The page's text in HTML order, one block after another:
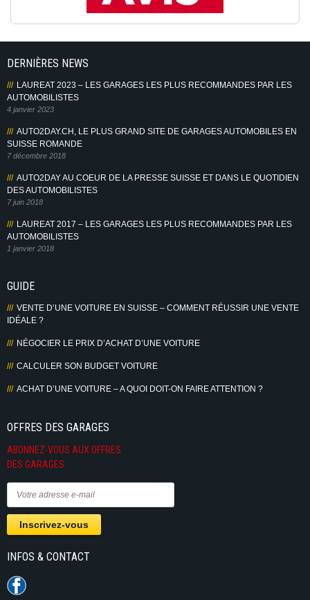
DERNIÈRES NEWS
LAUREAT 2023 – LES GARAGES LES PLUS RECOMMANDES PAR LES
AUTOMOBILISTES
4 janvier 2023
AUTO2DAY.CH, LE PLUS GRAND SITE DE GARAGES AUTOMOBILES EN
SUISSE ROMANDE
7 décembre 2018
AUTO2DAY AU COEUR DE LA PRESSE SUISSE ET DANS LE QUOTIDIEN
DES AUTOMOBILISTES
7 juin 2018
LAUREAT 2017 – LES GARAGES LES PLUS RECOMMANDES PAR LES
AUTOMOBILISTES
1 janvier 2018
GUIDE
VENTE D’UNE VOITURE EN SUISSE – COMMENT RÉUSSIR UNE VENTE
IDÉALE ?
NÉGOCIER LE PRIX D’ACHAT D’UNE VOITURE
CALCULER SON BUDGET VOITURE
ACHAT D’UNE VOITURE – A QUOI DOIT-ON FAIRE ATTENTION ?
OFFRES DES GARAGES
ABONNEZ-VOUS AUX OFFRES
DES GARAGES
INFOS & CONTACT